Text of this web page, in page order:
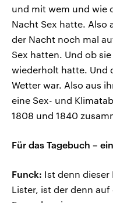
und mit wem und wie
Nacht Sex hatte. Also
der Nacht noch mal
Sex hatten. Und ob
wiederholt hatte. Und
Wetter war. Also aus
eine Sex- und
1808 und 1840
Für das Tagebuch –
Funck: Ist denn dieser
Lister, ist der denn